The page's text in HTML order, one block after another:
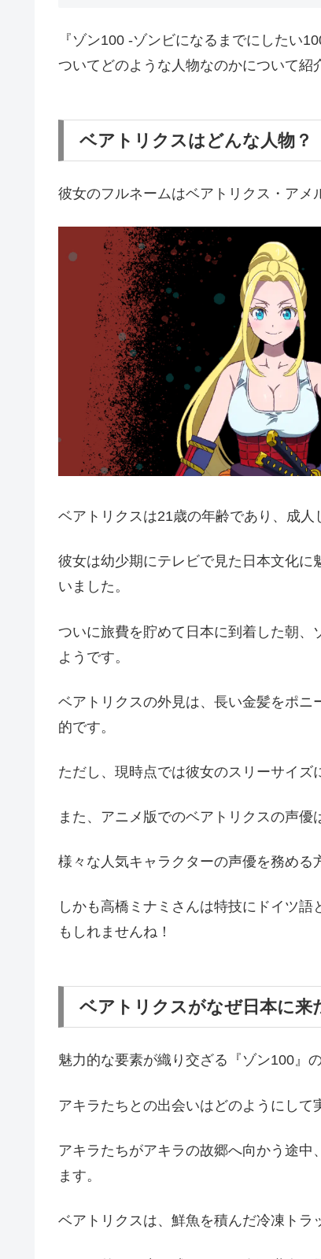
『ゾン100 -ゾンビになるまでにしたい
ついてどのような人物なのかについて紹
ベアトリクスはどんな人物？
彼女のフルネームはベアトリクス・アメ
ベアトリクスは21歳の年齢であり、成人
彼女は幼少期にテレビで見た日本文化
いました。
ついに旅費を貯めて日本に到着した朝
ようです。
ベアトリクスの外見は、長い金髪をポ
的です。
ただし、現時点では彼女のスリーサイズ
また、アニメ版でのベアトリクスの声優
様々な人気キャラクターの声優を務める
しかも高橋ミナミさんは特技にドイツ
もしれませんね！
ベアトリクスがなぜ日本に来
魅力的な要素が織り交ざる『ゾン100』
アキラたちとの出会いはどのようにして
アキラたちがアキラの故郷へ向かう途
ます。
ベアトリクスは、鮮魚を積んだ冷凍トラ